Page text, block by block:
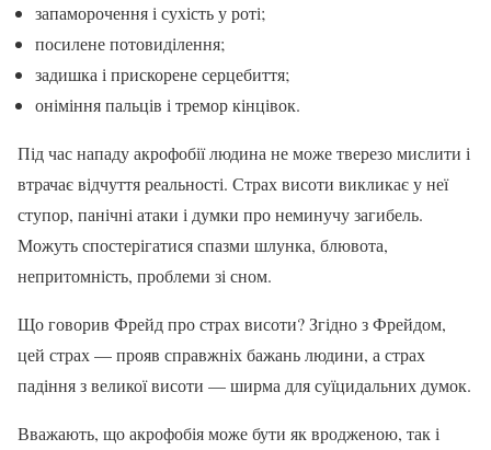
запаморочення і сухість у роті;
посилене потовиділення;
задишка і прискорене серцебиття;
оніміння пальців і тремор кінцівок.
Під час нападу акрофобії людина не може тверезо мислити і
втрачає відчуття реальності. Страх висоти викликає у неї
ступор, панічні атаки і думки про неминучу загибель.
Можуть спостерігатися спазми шлунка, блювота,
непритомність, проблеми зі сном.
Що говорив Фрейд про страх висоти? Згідно з Фрейдом,
цей страх — прояв справжніх бажань людини, а страх
падіння з великої висоти — ширма для суїцидальних думок.
Вважають, що акрофобія може бути як вродженою, так і